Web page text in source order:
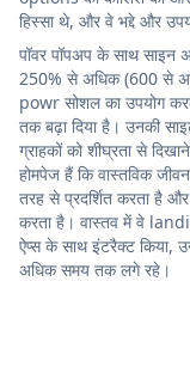
हिस्सा थे, और वे भद्दे और
पॉवर पॉपअप के साथ
250% से अधिक (600 से
powr सोशल का उपयोग
तक बढ़ा दिया है। उनकी
ग्राहकों को शीघ्रता से
होमपेज हैं कि वास्तविक
तरह से प्रदर्शित करता है
करता है। वास्तव में वे
ऐप्स के साथ इंटरैक्ट किया,
अधिक समय तक लगे रहे।